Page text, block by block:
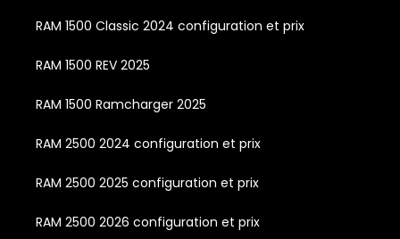
RAM 1500 Classic 2024 configuration et prix
RAM 1500 REV 2025
RAM 1500 Ramcharger 2025
RAM 2500 2024 configuration et prix
RAM 2500 2025 configuration et prix
RAM 2500 2026 configuration et prix